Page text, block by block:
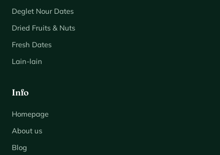
Deglet Nour Dates
Dried Fruits & Nuts
Fresh Dates
Lain-lain
Info
Homepage
About us
Blog